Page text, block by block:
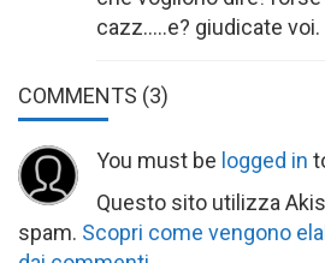
cazz…..e? giudicate voi.
COMMENTS (3)
You must be logged in
Questo sito utilizza
spam. Scopri come vengono